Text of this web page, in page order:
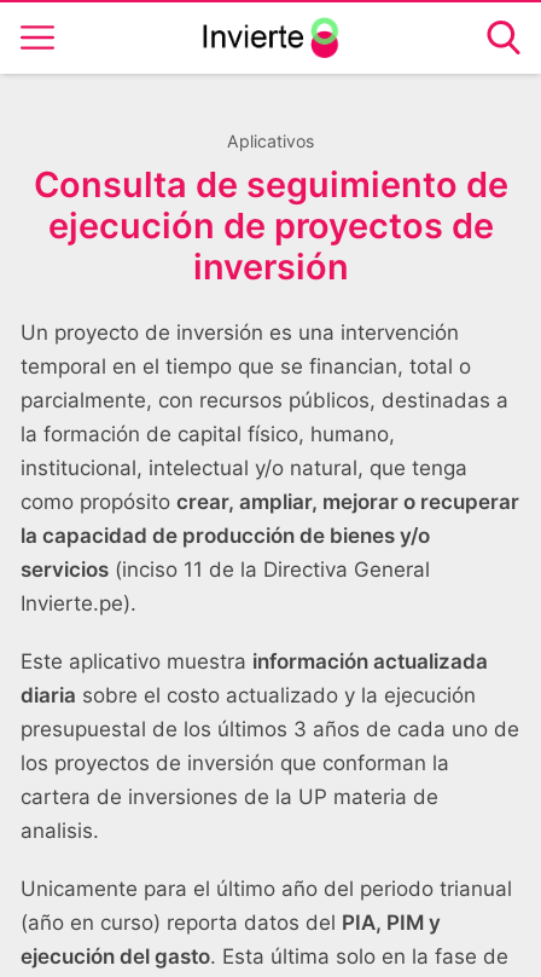
Aplicativos
Consulta de seguimiento de
ejecución de proyectos de
inversión
Un proyecto de inversión es una intervención
temporal en el tiempo que se financian, total o
parcialmente, con recursos públicos, destinadas a
la formación de capital físico, humano,
institucional, intelectual y/o natural, que tenga
como propósito crear, ampliar, mejorar o recuperar
la capacidad de producción de bienes y/o
servicios (inciso 11 de la Directiva General
Invierte.pe).
Este aplicativo muestra información actualizada
diaria sobre el costo actualizado y la ejecución
presupuestal de los últimos 3 años de cada uno de
los proyectos de inversión que conforman la
cartera de inversiones de la UP materia de
analisis.
Unicamente para el último año del periodo trianual
(año en curso) reporta datos del PIA, PIM y
ejecución del gasto. Esta última solo en la fase de